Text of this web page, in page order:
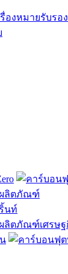
องหมายรับรอง